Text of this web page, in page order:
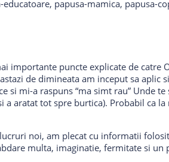
papusa-mamica, papusa-
importante puncte explicate de
de dimineata am inceput sa aplic
si mi-a raspuns “ma simt rau” Unde
a aratat tot spre burtica). Probabil
noi, am plecat cu informatii
multa, imaginatie, fermitate si